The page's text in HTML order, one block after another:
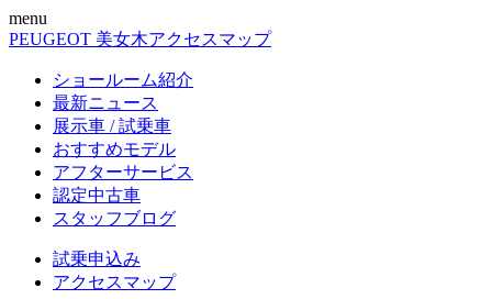
menu
PEUGEOT 美女木アクセスマップ
ショールーム紹介
最新ニュース
展示車 / 試乗車
おすすめモデル
アフターサービス
認定中古車
スタッフブログ
試乗申込み
アクセスマップ